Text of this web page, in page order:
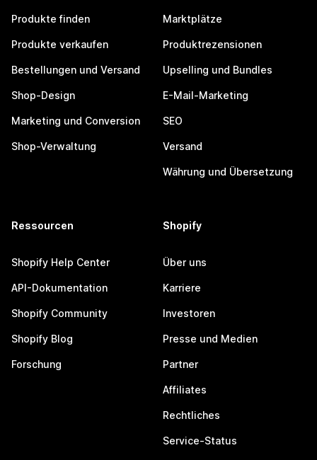
Produkte finden
Produkte verkaufen
Bestellungen und Versand
Shop-Design
Marketing und Conversion
Shop-Verwaltung
Marktplätze
Produktrezensionen
Upselling und Bundles
E-Mail-Marketing
SEO
Versand
Währung und Übersetzung
Ressourcen
Shopify Help Center
API-Dokumentation
Shopify Community
Shopify Blog
Forschung
Shopify
Über uns
Karriere
Investoren
Presse und Medien
Partner
Affiliates
Rechtliches
Service-Status